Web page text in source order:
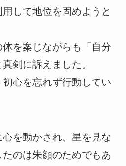
して地位を固めようと
を案じながらも「自分
剣に訴えました。
初心を忘れず行動してい
を動かされ、星を見な
のは朱顔のためでもあ